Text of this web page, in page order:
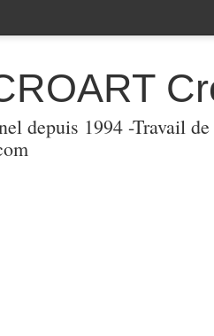
depuis 1994 -Travail